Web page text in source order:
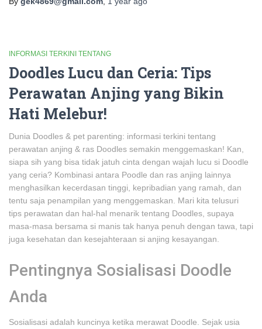
INFORMASI TERKINI TENTANG
Doodles Lucu dan Ceria: Tips
Perawatan Anjing yang Bikin
Hati Melebur!
Dunia Doodles & pet parenting: informasi terkini tentang
perawatan anjing & ras Doodles semakin menggemaskan! Kan,
siapa sih yang bisa tidak jatuh cinta dengan wajah lucu si Doodle
yang ceria? Kombinasi antara Poodle dan ras anjing lainnya
menghasilkan kecerdasan tinggi, kepribadian yang ramah, dan
tentu saja penampilan yang menggemaskan. Mari kita telusuri
tips perawatan dan hal-hal menarik tentang Doodles, supaya
masa-masa bersama si manis tak hanya penuh dengan tawa, tapi
juga kesehatan dan kesejahteraan si anjing kesayangan.
Pentingnya Sosialisasi Doodle
Anda
Sosialisasi adalah kuncinya ketika merawat Doodle. Sejak usia